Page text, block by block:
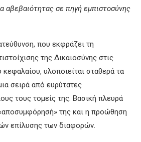
αβεβαιότητας σε πηγή εμπιστοσύνης
που εκφράζει τη
της Δικαιοσύνης στις
υλοποιείται σταθερά τα
σειρά από ευρύτατες
τους τομείς της. Βασική πλευρά
της και η προώθηση
επίλυσης των διαφορών.